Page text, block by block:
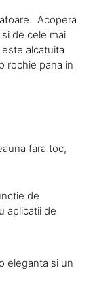
Acopera
de cele mai
alcatuita
rochie pana in
fara toc,
de
aplicatii de
eleganta si un